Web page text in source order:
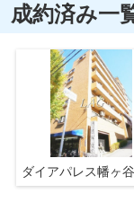
成約済み一
ダイアパレス幡ヶ谷